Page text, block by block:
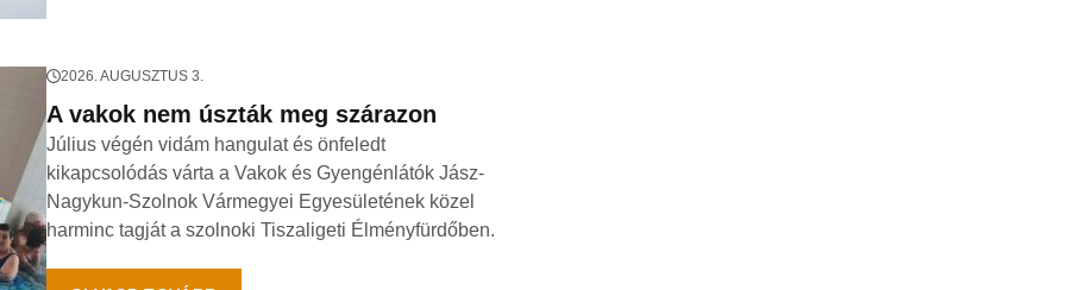
2026. AUGUSZTUS 3.
A vakok nem úszták meg szárazon
Július végén vidám hangulat és önfeledt
kikapcsolódás várta a Vakok és Gyengénlátók Jász-
Nagykun-Szolnok Vármegyei Egyesületének közel
harminc tagját a szolnoki Tiszaligeti Élményfürdőben.